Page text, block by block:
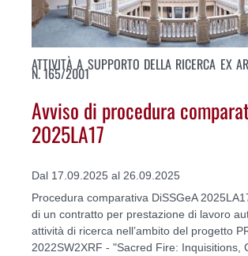
ATTIVITÀ A SUPPORTO DELLA RICERCA EX
N. 165/2001
Avviso di procedura
2025LA17
Dal 17.09.2025 al 26.09.2025
Procedura comparativa DiSSGeA
di un contratto per prestazione di lavoro
attività di ricerca nell’ambito del progetto
2022SW2XRF - "Sacred Fire: Inquisitions,